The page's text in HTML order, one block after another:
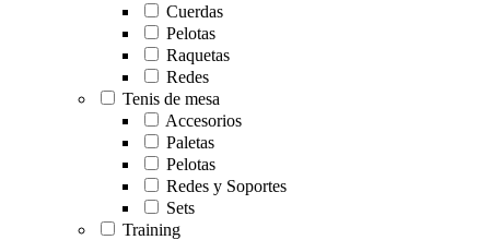
Cuerdas
Pelotas
Raquetas
Redes
Tenis de mesa
Accesorios
Paletas
Pelotas
Redes y Soportes
Sets
Training